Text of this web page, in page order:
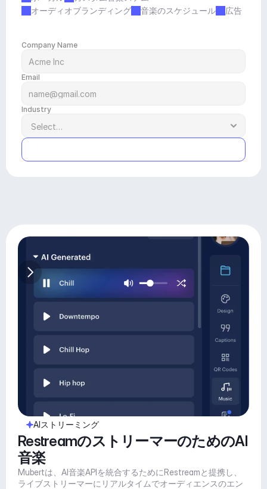
オーディオブランディング
音楽のスケジュール 広告
Company Name
Email
Industry
AIストリーミング
RestreamのストリーマーのためのAI
音楽
Mubertは、AI音楽APIを統合するためにRestreamと提携し、
ライブストリーマーにリアルタイムでオーディエンスのエン